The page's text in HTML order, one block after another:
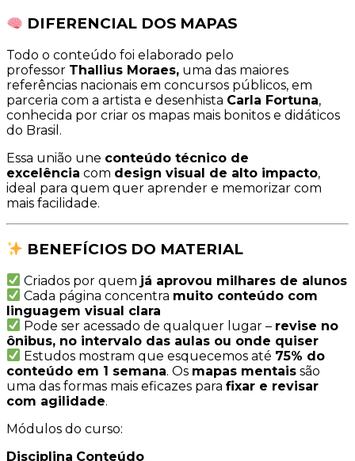
DIFERENCIAL DOS MAPAS
Todo o conteúdo foi elaborado pelo
professor Thallius Moraes, uma das maiores
referências nacionais em concursos públicos, em
parceria com a artista e desenhista Carla Fortuna,
conhecida por criar os mapas mais bonitos e didáticos
do Brasil.
Essa união une conteúdo técnico de
excelência com design visual de alto impacto,
ideal para quem quer aprender e memorizar com
mais facilidade.
BENEFÍCIOS DO MATERIAL
Criados por quem já aprovou milhares de alunos
Cada página concentra muito conteúdo com
linguagem visual clara
Pode ser acessado de qualquer lugar – revise no
ônibus, no intervalo das aulas ou onde quiser
Estudos mostram que esquecemos até 75% do
conteúdo em 1 semana. Os mapas mentais são
uma das formas mais eficazes para fixar e revisar
com agilidade.
Módulos do curso:
Disciplina Conteúdo